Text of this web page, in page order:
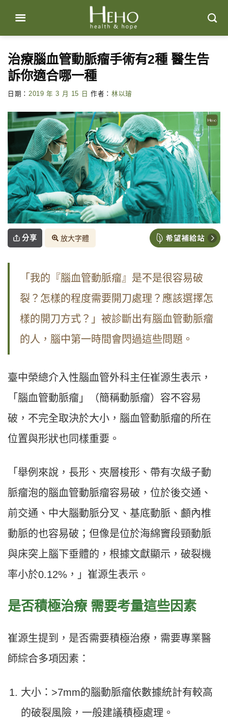
content
治療腦血管動脈瘤手術有2種 醫生告
訴你適合哪一種
日期： 2019 年 3 月 15 日 作者： 林以璿
分享 放大字體
「我的『腦血管動脈瘤』是不是很容易破
裂？怎樣的程度需要開刀處理？應該選擇怎
樣的開刀方式？」被診斷出有腦血管動脈瘤
的人，腦中第一時間會閃過這些問題。
臺中榮總介入性腦血管外科主任崔源生表示，
「腦血管動脈瘤」（簡稱動脈瘤）容不容易
破，不完全取決於大小，腦血管動脈瘤的所在
位置與形狀也同樣重要。
「舉例來說，長形、夾層梭形、帶有次級子動
脈瘤泡的腦血管動脈瘤容易破，位於後交通、
前交通、中大腦動脈分叉、基底動脈、顱內椎
動脈的也容易破；但像是位於海綿竇段頸動脈
與床突上腦下垂體的，根據文獻顯示，破裂機
率小於0.12%，」崔源生表示。
是否積極治療 需要考量這些因素
崔源生提到，是否需要積極治療，需要專業醫
師綜合多項因素：
大小：>7mm的腦動脈瘤依數據統計有較高
的破裂風險，一般建議積極處理。